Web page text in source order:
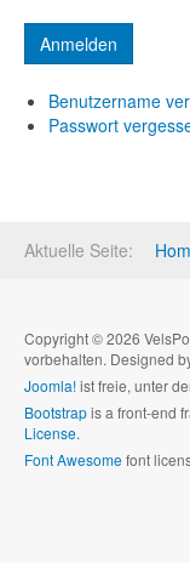
Benutzername
Passwort
Aktuelle Seite:
Copyright © 2026
vorbehalten. Designed
Joomla!ist freie, unter
Bootstrapis a front-end
License.
Font Awesomefont